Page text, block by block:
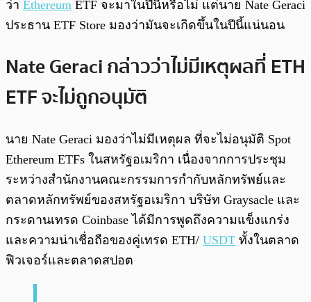
ว่า Ethereum ETF จะมาในปีนี้หรือไม่ แต่นาย Nate Geraci
ประธาน ETF Store มองว่ามันจะเกิดขึ้นในปีนี้แน่นอน
Nate Geraci กล่าวว่าไม่มีเหตุผลที่ ETH
ETF จะไม่ถูกอนุมัติ
นาย Nate Geraci มองว่าไม่มีเหตุผล ที่จะไม่อนุมัติ Spot
Ethereum ETFs ในสหรัฐอเมริกา เนื่องจากการประชุม
ระหว่างสำนักงานคณะกรรมการกำกับหลักทรัพย์และ
ตลาดหลักทรัพย์ของสหรัฐอเมริกา บริษัท Graysacle และ
กระดานเทรด Coinbase ได้มีการพูดถึงความแข็งแกร่ง
และความน่าเชื่อถือของคู่เทรด ETH/ USDT ทั้งในตลาด
ฟิวเจอร์และตลาดสปอต